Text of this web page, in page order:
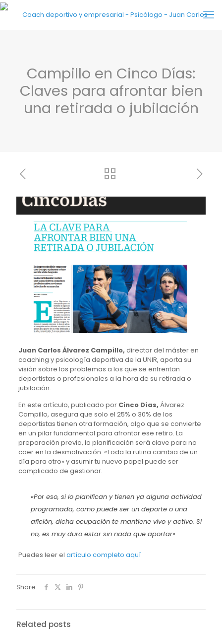
Campillo en Cinco Días:
Claves para afrontar bien
una retirada o jubilación
Juan Carlos Álvarez Campillo, director del máster en
coaching y psicología deportiva de la UNIR, aporta su
visión sobre los problemas a los que se enfrentan
deportistas o profesionales a la hora de su retirada o
jubilación.
En este artículo, publicado por Cinco Días, Álvarez
Campillo, asegura que solo el 25% o 30% de los
deportistas tienen otra formación, algo que se convierte
en un pilar fundamental para afrontar ese retiro. La
preparación previa, la planificación será clave para no
caer en la desmotivación. «Toda la rutina cambia de un
día para otro» y asumir tu nuevo papel puede ser
complicado de gestionar.
«Por eso, si lo planifican y tienen ya alguna actividad
programada, como puede ser un deporte o una
afición, dicha ocupación te mantiene vivo y activo. Si
no, es muy duro estar sin nada que aportar»
Puedes leer el artículo completo aquí
Share
Related posts